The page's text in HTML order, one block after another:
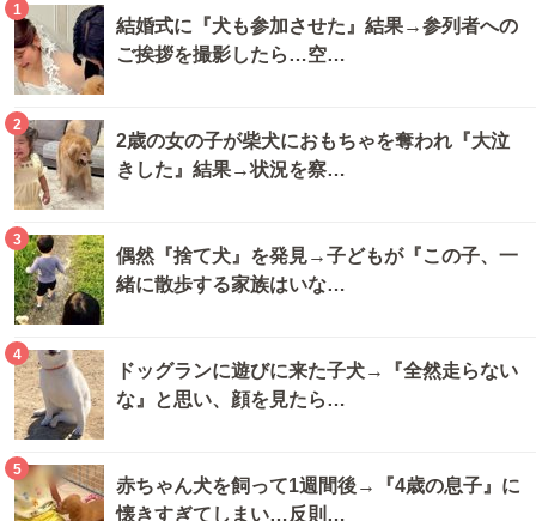
1
結婚式に『犬も参加させた』結果→参列者への
ご挨拶を撮影したら…空…
2
2歳の女の子が柴犬におもちゃを奪われ『大泣
きした』結果→状況を察…
3
偶然『捨て犬』を発見→子どもが『この子、一
緒に散歩する家族はいな…
4
ドッグランに遊びに来た子犬→『全然走らない
な』と思い、顔を見たら…
5
赤ちゃん犬を飼って1週間後→『4歳の息子』に
懐きすぎてしまい…反則…